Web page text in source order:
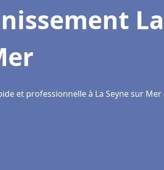
et professionnelle à La Seyne sur Mer